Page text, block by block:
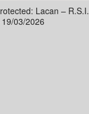
Lacan – R.S.I.
03/2026